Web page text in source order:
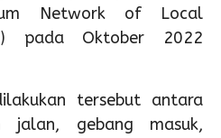
Network of Local
pada Oktober 2022
tersebut antara
jalan, gebang masuk,